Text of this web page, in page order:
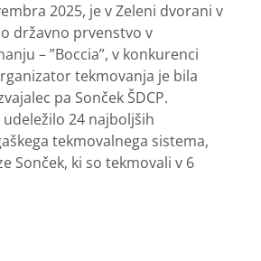
2025, je v Zeleni dvorani v
državno prvenstvo v
– ”Boccia”, v konkurenci
tekmovanja je bila
pa Sonček ŠDCP.
24 najboljših
tekmovalnega sistema,
Sonček, ki so tekmovali v 6